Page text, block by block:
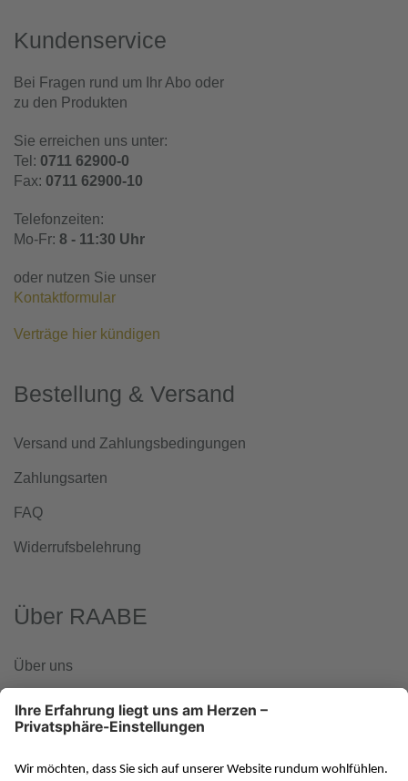
Kundenservice
Bei Fragen rund um Ihr Abo oder
zu den Produkten
Sie erreichen uns unter:
Tel: 0711 62900-0
Fax: 0711 62900-10
Telefonzeiten:
Mo-Fr: 8 - 11:30 Uhr
oder nutzen Sie unser
Kontaktformular
Verträge hier kündigen
Bestellung & Versand
Versand und Zahlungsbedingungen
Zahlungsarten
FAQ
Widerrufsbelehrung
Über RAABE
Über uns
RAABE in den sozialen Medien